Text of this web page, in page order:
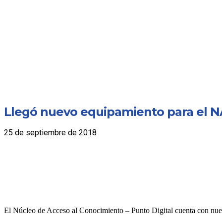
Llegó nuevo equipamiento para el
25 de septiembre de 2018
El Núcleo de Acceso al Conocimiento – Punto Digital cuenta con